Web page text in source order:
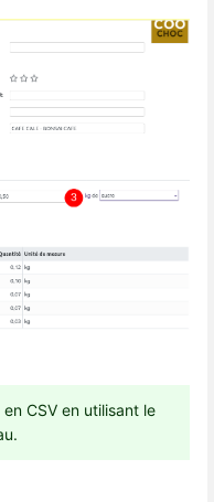
CSV en utilisant le